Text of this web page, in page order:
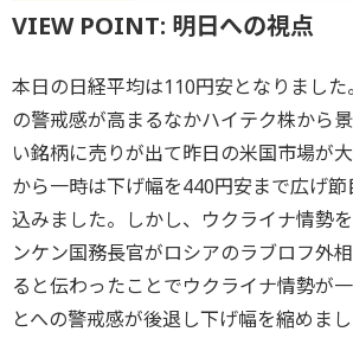
VIEW POINT: 明日への視点
本日の日経平均は110円安となりまし
の警戒感が高まるなかハイテク株から
い銘柄に売りが出て昨日の米国市場が
から一時は下げ幅を440円安まで広げ
込みました。しかし、ウクライナ情勢
ンケン国務長官がロシアのラブロフ外
ると伝わったことでウクライナ情勢が
とへの警戒感が後退し下げ幅を縮めま